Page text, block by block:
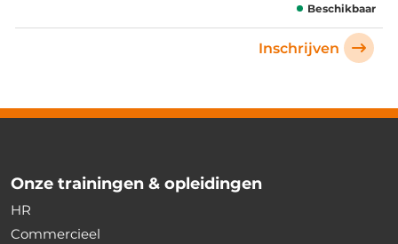
Beschikbaar
Inschrijven
Onze trainingen & opleidingen
HR
Commercieel